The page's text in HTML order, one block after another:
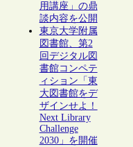
用講座」の鼎
談内容を公開
東京大学附属
図書館、第2
回デジタル図
書館コンペテ
ィション「東
大図書館をデ
ザインせよ！
Next Library
Challenge
2030」を開催